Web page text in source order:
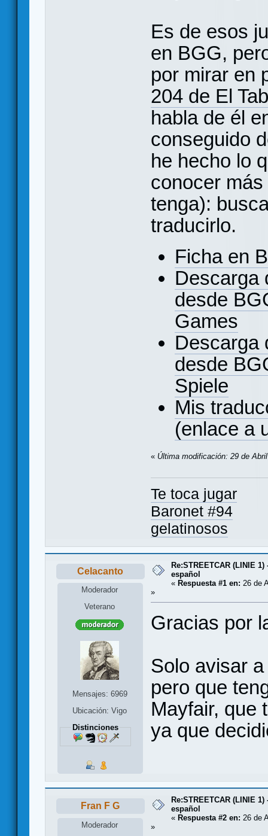
Es de esos
en BGG,
por mirar en
204 de El
habla de él
conseguido
he hecho lo
conocer
tenga):
traducirlo.
Ficha en
Descarga
desde
Games
Descarga
desde
Spiele
Mis
(enlace a
« Última modificación: 29 de
Te toca jugar
Baronet #94
gelatinosos
Celacanto
Moderador
Veterano
Mensajes: 6969
Ubicación: Vigo
Distinciones
Re:STREETCAR (LINIE
español
« Respuesta #1 en: 26 de
»
Gracias por
Solo avisar
pero que
Mayfair, que
ya que
Fran F G
Moderador
Re:STREETCAR (LINIE
español
« Respuesta #2 en: 26 de
»